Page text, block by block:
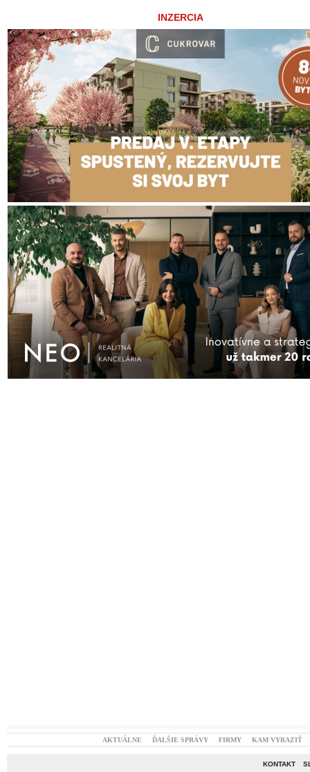
INZERCIA
AKTUÁLNE ĎALŠIE SPRÁVY FIRMY KAM VYRAZIŤ
KONTAKT